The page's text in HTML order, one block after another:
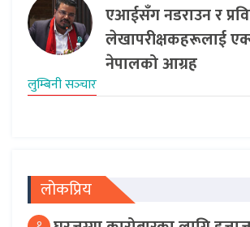
एआईसँग नडराउन र
लेखापरीक्षकहरूलाई
नेपालको आग्रह
लुम्बिनी सञ्‍चार
लोकप्रिय